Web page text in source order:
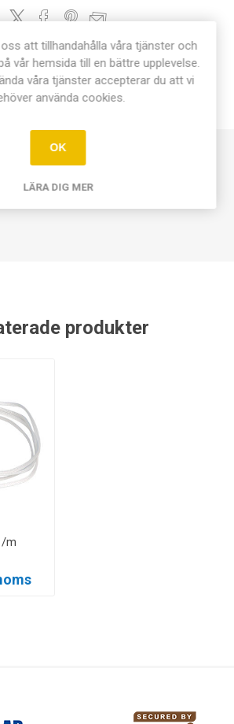
ÖVERSIKT
metall. Nu kan du på ett enkelt sätt visa
fungerar.
produkter
/m
att tillhandahålla våra tjänster och
vår hemsida till en bättre upplevelse.
våra tjänster accepterar du att vi
använda cookies.
OK
LÄRA DIG MER